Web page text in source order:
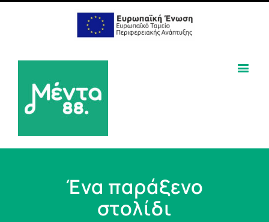
Ένα παράξενο
στολίδι